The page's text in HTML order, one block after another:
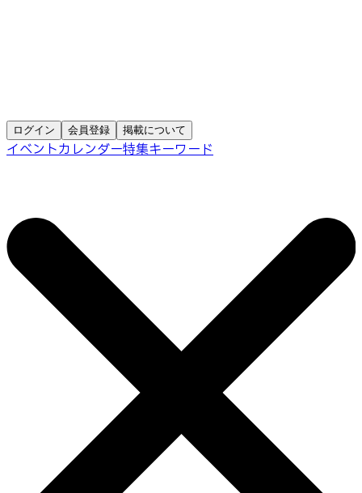
ログイン 会員登録 掲載について
イベントカレンダー特集キーワード